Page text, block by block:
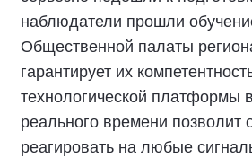
наблюдатели прошли
Общественной палаты
гарантирует их
технологической платформы
реального времени позволит
реагировать на любые